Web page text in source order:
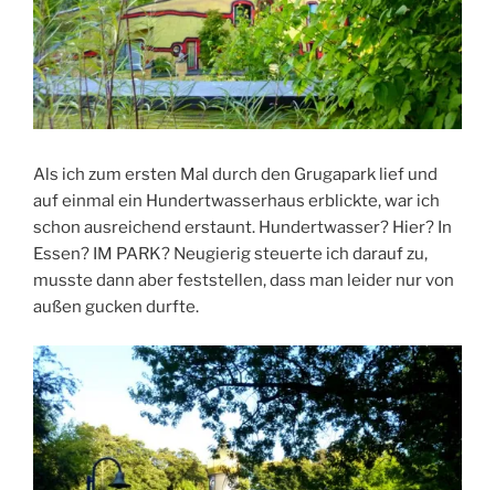
Als ich zum ersten Mal durch den Grugapark lief und
auf einmal ein Hundertwasserhaus erblickte, war ich
schon ausreichend erstaunt. Hundertwasser? Hier? In
Essen? IM PARK? Neugierig steuerte ich darauf zu,
musste dann aber feststellen, dass man leider nur von
außen gucken durfte.